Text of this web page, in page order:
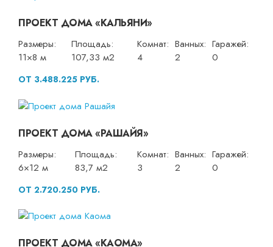
ПРОЕКТ ДОМА «КАЛЬЯНИ»
Размеры:
11×8 м
Площадь:
107,33 м2
Комнат:
4
Ванных:
2
Гаражей:
0
ОТ 3.488.225 РУБ.
ПРОЕКТ ДОМА «РАШАЙЯ»
Размеры:
6×12 м
Площадь:
83,7 м2
Комнат:
3
Ванных:
2
Гаражей:
0
ОТ 2.720.250 РУБ.
ПРОЕКТ ДОМА «КАОМА»